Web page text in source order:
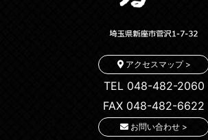
アクセスマップ >
TEL 048-482-2060
FAX 048-482-6622
お問い合わせ >